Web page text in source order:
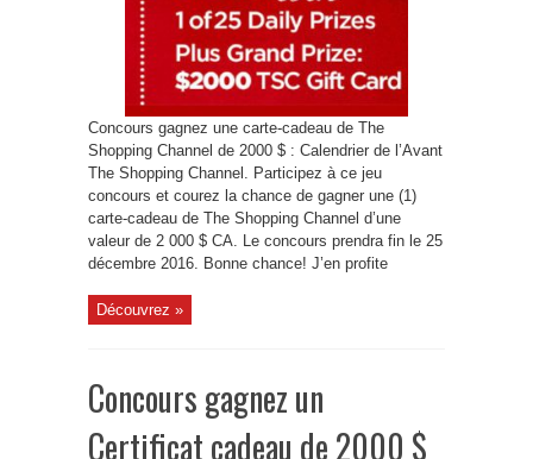
Concours gagnez une carte-cadeau de The
Shopping Channel de 2000 $ : Calendrier de l’Avant
The Shopping Channel. Participez à ce jeu
concours et courez la chance de gagner une (1)
carte-cadeau de The Shopping Channel d’une
valeur de 2 000 $ CA. Le concours prendra fin le 25
décembre 2016. Bonne chance! J’en profite
Découvrez »
Concours gagnez un
Certificat cadeau de 2000 $